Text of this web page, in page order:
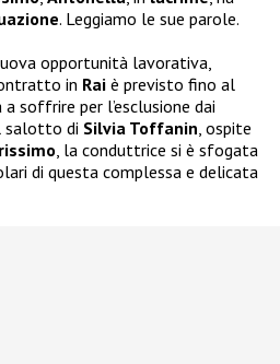
. Leggiamo le sue parole.
opportunità lavorativa,
in Rai è previsto fino al
soffrire per l’esclusione dai
salotto di Silvia Toffanin, ospite
, la conduttrice si è sfogata
di questa complessa e delicata